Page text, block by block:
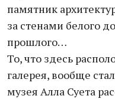
памятник
за стенами белого
прошлого…
То, что здесь
галерея, вообще
музея Алла Суета